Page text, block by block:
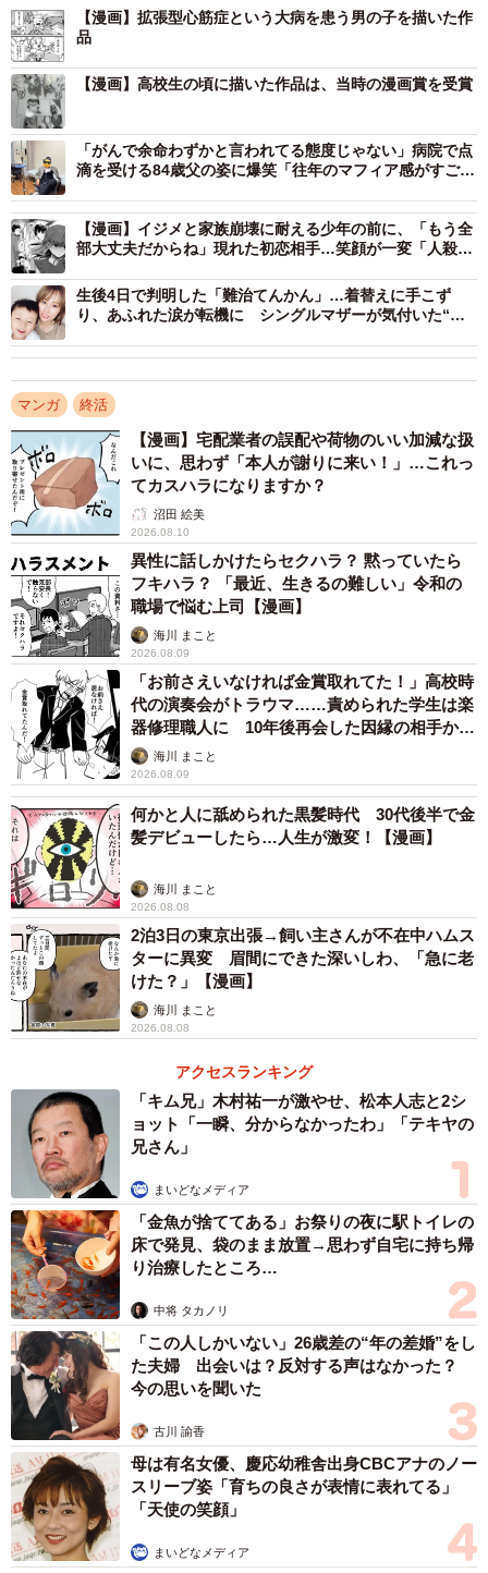
特に苦痛だったのは、休憩時間。黒板いっぱいに名前を書
かれ、それを慌てて消していると、後ろの黒板に名前を書
かれた。
「加害者からしたら、“いじり”。1対1だと良い友人だったの
で、いじめだと気づくのに時間がかかりました」
社会人になってからは、人間不信に陥るいじめを経験す
る。勤め先の病院は病室すべてに鍵がついていた。診察介
助やベッドメイキングなどのサポート業務を行っていたと
らじろうさん。なぜか毎回、担当した部屋の鍵が行方不明
になった。
病院のものをなくす常習犯――。周囲からそう見られる中
で、唯一味方でいてくれたのは仲がいい先輩。先輩は、な
くなった鍵を見つけてきてくれることもあった。
3年ほど経った頃、病院側が防犯カメラを設置。すると、衝
撃の事実が明らかに…。なんと、とらじろうさんをおとし
めていたのは、その先輩だった。ショックから、とらじろ
うさんはふさぎ込み、人を信じられなくなったという。
出産と育児を経験する中で「適応障害」を発症
結婚したのは、28歳の頃。育児は想像以上に大変だった。
長男は早産で、出産後は重度の睡眠不足と高血圧に苦しん
だ。次男を妊娠した際には切迫早産となり、4カ月の寝たき
り生活を経験したという。
【漫画】拡張型心筋症という大病を患う男の子を描いた作
品
【漫画】高校生の頃に描いた作品は、当時の漫画賞を受賞
「がんで余命わずかと言われてる態度じゃない」病院で点
滴を受ける84歳父の姿に爆笑「往年のマフィア感がすご
【漫画】イジメと家族崩壊に耐える少年の前に、「もう全
部大丈夫だからね」現れた初恋相手…笑顔が一変「人殺し
生後4日で判明した「難治てんかん」…着替えに手こず
り、あふれた涙が転機に シングルマザーが気付いた“親
マンガ 終活
【漫画】宅配業者の誤配や荷物のいい加減な扱
いに、思わず「本人が謝りに来い！」…これっ
てカスハラになりますか？
沼田 絵美
2026.08.10
異性に話しかけたらセクハラ？ 黙っていたら
フキハラ？ 「最近、生きるの難しい」令和の
職場で悩む上司【漫画】
海川 まこと
2026.08.09
「お前さえいなければ金賞取れてた！」高校時
代の演奏会がトラウマ……責められた学生は楽
器修理職人に 10年後再会した因縁の相手から
思わぬ申し出【漫画】
海川 まこと
2026.08.09
何かと人に舐められた黒髪時代 30代後半で金
髪デビューしたら…人生が激変！【漫画】
海川 まこと
2026.08.08
2泊3日の東京出張→飼い主さんが不在中ハムス
ターに異変 眉間にできた深いしわ、「急に老
けた？」【漫画】
海川 まこと
2026.08.08
アクセスランキング
「キム兄」木村祐一が激やせ、松本人志と2シ
ョット「一瞬、分からなかったわ」「テキヤの
兄さん」
まいどなメディア
「金魚が捨ててある」お祭りの夜に駅トイレの
床で発見、袋のまま放置→思わず自宅に持ち帰
り治療したところ…
中将 タカノリ
「この人しかいない」26歳差の“年の差婚”をし
た夫婦 出会いは？反対する声はなかった？
今の思いを聞いた
古川 諭香
母は有名女優、慶応幼稚舎出身CBCアナのノー
スリーブ姿「育ちの良さが表情に表れてる」
「天使の笑顔」
まいどなメディア